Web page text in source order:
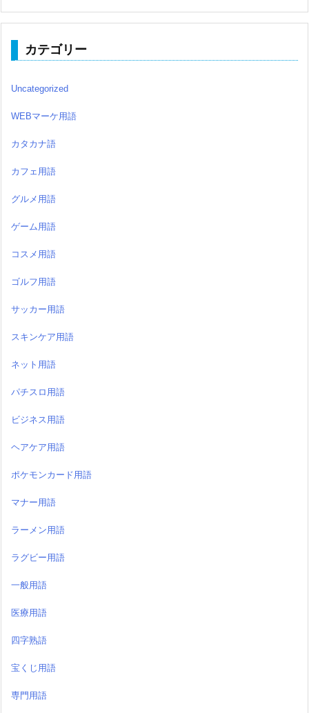
カテゴリー
Uncategorized
WEBマーケ用語
カタカナ語
カフェ用語
グルメ用語
ゲーム用語
コスメ用語
ゴルフ用語
サッカー用語
スキンケア用語
ネット用語
パチスロ用語
ビジネス用語
ヘアケア用語
ポケモンカード用語
マナー用語
ラーメン用語
ラグビー用語
一般用語
医療用語
四字熟語
宝くじ用語
専門用語